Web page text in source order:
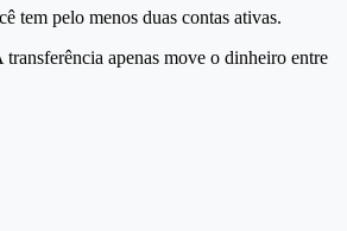
tem pelo menos duas contas ativas.
apenas move o dinheiro entre